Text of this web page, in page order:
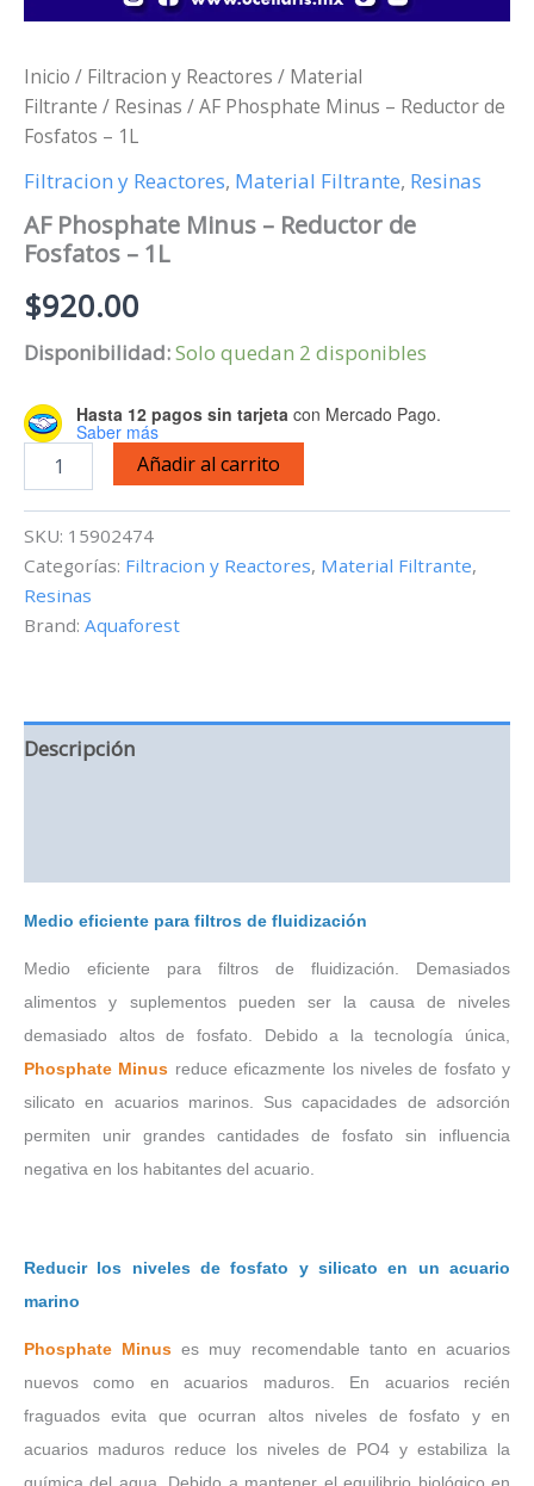
Inicio / Filtracion y Reactores / Material
Filtrante / Resinas / AF Phosphate Minus – Reductor de
Fosfatos – 1L
Filtracion y Reactores, Material Filtrante, Resinas
AF Phosphate Minus – Reductor de
Fosfatos – 1L
$920.00
Disponibilidad:Solo quedan 2 disponibles
Hasta 12 pagos sin tarjeta con Mercado Pago.
Saber más
Phosphate
Reductor
de
Fosfatos
-
Añadir al carrito
SKU: 15902474
Categorías: Filtracion y Reactores, Material Filtrante,
Resinas
Brand: Aquaforest
Descripción
Medio eficiente para filtros de fluidización
Medio eficiente para filtros de fluidización. Demasiados
alimentos y suplementos pueden ser la causa de niveles
demasiado altos de fosfato. Debido a la tecnología única,
Phosphate Minus reduce eficazmente los niveles de fosfato y
silicato en acuarios marinos. Sus capacidades de adsorción
permiten unir grandes cantidades de fosfato sin influencia
negativa en los habitantes del acuario.
Reducir los niveles de fosfato y silicato en un acuario
marino
Phosphate Minus es muy recomendable tanto en acuarios
nuevos como en acuarios maduros. En acuarios recién
fraguados evita que ocurran altos niveles de fosfato y en
acuarios maduros reduce los niveles de PO4 y estabiliza la